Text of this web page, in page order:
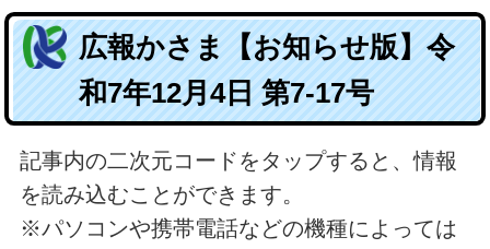
広報かさま【お知らせ版】令
和7年12月4日 第7-17号
記事内の二次元コードをタップすると、情報
を読み込むことができます。
※パソコンや携帯電話などの機種によっては